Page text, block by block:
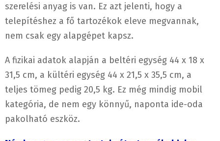
szerelési anyag is van. Ez azt jelenti, hogy a
telepítéshez a fő tartozékok eleve megvannak,
nem csak egy alapgépet kapsz.
A fizikai adatok alapján a beltéri egység 44 x 18 x
31,5 cm, a kültéri egység 44 x 21,5 x 35,5 cm, a
teljes tömeg pedig 20,5 kg. Ez még mindig mobil
kategória, de nem egy könnyű, naponta ide-oda
pakolható eszköz.